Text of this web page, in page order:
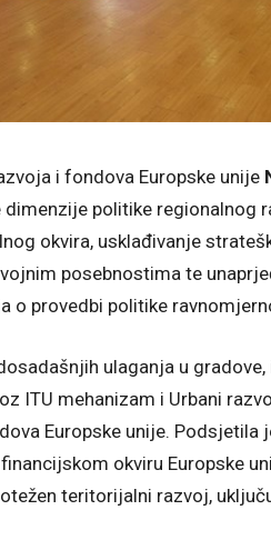
i fondova Europske unije
dimenzije politike regionalnog
okvira, usklađivanje
posebnostima te
o provedbi politike
ulaganja u
ITU mehanizam i Urbani
Europske unije. Podsjetila
okviru Europske
teritorijalni razvoj,